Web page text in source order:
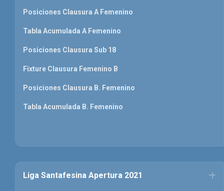
Posiciones Clausura A Femenino
Tabla Acumulada A Femenino
Posiciones Clausura Sub 18
Fixture Clausura Femenino B
Posiciones Clausura B. Femenino
Tabla Acumulada B. Femenino
Liga Santafesina Apertura 2021